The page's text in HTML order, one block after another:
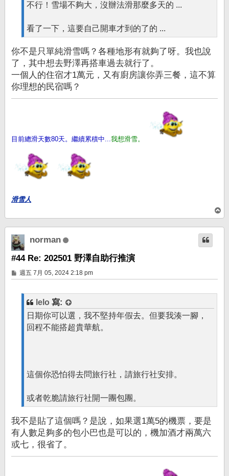
不行！雪場不夠大，沒辦法滑那麼多天的 ...
看了一下，這要自己開車才到的了的 ...
你不是只單純滑雪嗎？各種地形有就夠了呀。我也說
了，其中想去野澤再搭車過去就行了。
一個人的住宿才1萬元，又有廚房讓你弄三餐，這不算
你理想的民宿嗎？
目前總滑天數80天。繼續累積中... 我想滑雪。
滑雪人
頂
端
norman
#44 Re: 202501 野澤自助行推演
文
章
週五 7月 05, 2024 2:18 pm
lelo 寫:
日期你可以選，我不堅持年假去。但要我湊一腳，
回程不能搭超貴華航。
這個你恐怕得去問旅行社，請旅行社安排。
或者乾脆請旅行社開一團包團。
我不是貼了這個嗎？是說，如果選1萬5的機票，要是
有人數足夠多的包小巴也是可以的，機加酒才兩萬六
或七，很省了。